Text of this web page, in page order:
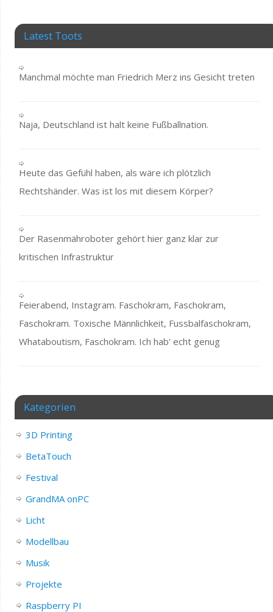
Latest Toots
Manchmal möchte man Friedrich Merz ins Gesicht treten
Naja, Deutschland ist halt keine Fußballnation.
Heute das Gefühl haben, als wäre ich plötzlich
Rechtshänder. Was ist los mit diesem Körper?
Der Rasenmähroboter gehört hier ganz klar zur
kritischen Infrastruktur
Feierabend, Instagram. Faschokram, Faschokram,
Faschokram. Toxische Männlichkeit, Fussbalfaschokram,
Whataboutism, Faschokram. Ich hab' echt genug
Kategorien
3D Printing
BetaTouch
Festival
GrandMA onPC
Licht
Modellbau
Musik
Projekte
Raspberry PI